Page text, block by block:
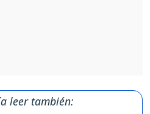
leer también: